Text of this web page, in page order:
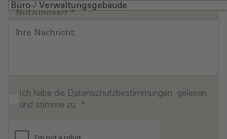
Nutzungsart*
Ihre Nachricht:
Ich habe die Datenschutzbestimmungen gelesen
und stimme zu. *